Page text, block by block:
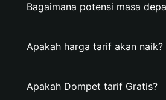
Bagaimana potensi masa
Apakah harga tarif akan naik?
Apakah Dompet tarif Gratis?